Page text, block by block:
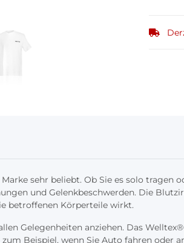
sehr beliebt. Ob Sie es solo
und Gelenkbeschwerden. Die
betroffenen Körperteile wirkt.
Gelegenheiten anziehen. Das
Beispiel, wenn Sie Auto fahren oder